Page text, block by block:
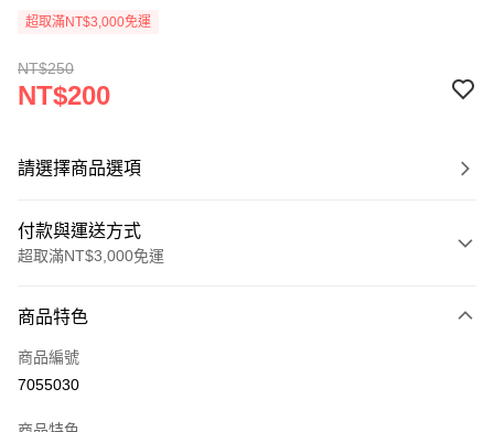
超取滿NT$3,000免運
NT$250
NT$200
請選擇商品選項
付款與運送方式
超取滿NT$3,000免運
信用卡一次付款
超商取貨付款
商品特色
商品編號
7055030